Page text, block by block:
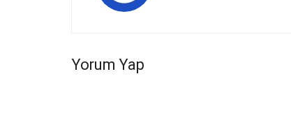
Yorum Yap